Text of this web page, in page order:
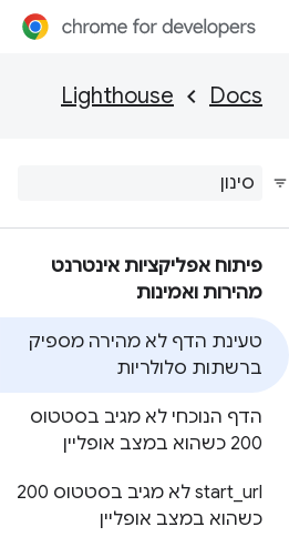
Docs
Lighthouse
פיתוח אפליקציות אינטרנט
מהירות ואמינות
טעינת הדף לא מהירה מספיק
ברשתות סלולריות
הדף הנוכחי לא מגיב בסטטוס
200 כשהוא במצב אופליין
start
url לא מגיב בסטטוס 200
כשהוא במצב אופליין